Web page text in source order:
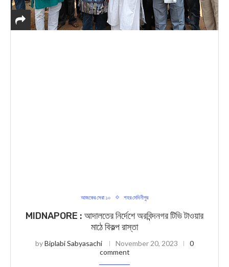
আজকের সেরা ১০ শহর মেদিনীপুর
MIDNAPORE : আদালতের নির্দেশে অরবিন্দনগর টিভি টাওয়ার
মাঠে বিকল্প রাস্তা
byBiplabi Sabyasachi November 20, 2023
0
comment